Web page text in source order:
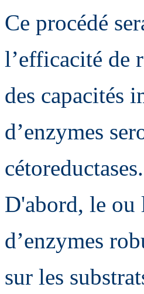
Ce procédé
l’efficacité de
des capacités
d’enzymes
cétoreductases.
D'abord, le ou
d’enzymes
sur les